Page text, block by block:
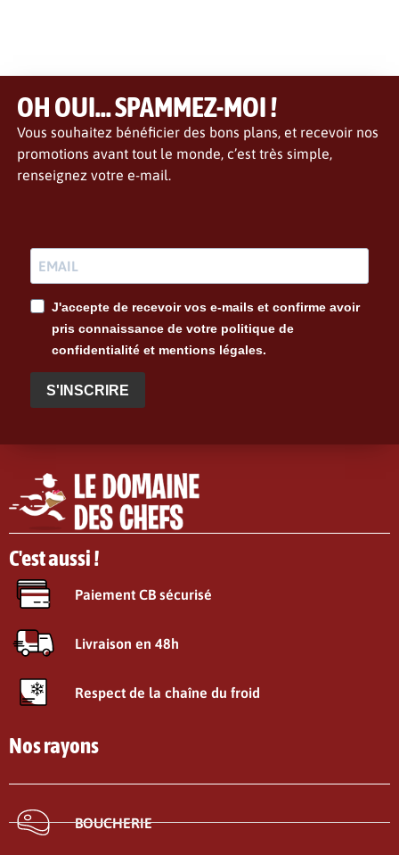
OH OUI... SPAMMEZ-MOI !
Vous souhaitez bénéficier des bons plans, et recevoir nos
promotions avant tout le monde, c’est très simple,
renseignez votre e-mail.
J'accepte de recevoir vos e-mails et confirme avoir
pris connaissance de votre politique de
confidentialité et mentions légales.
S'INSCRIRE
C'est aussi !
Paiement CB sécurisé
Livraison en 48h
Respect de la chaîne du froid
Nos rayons
BOUCHERIE